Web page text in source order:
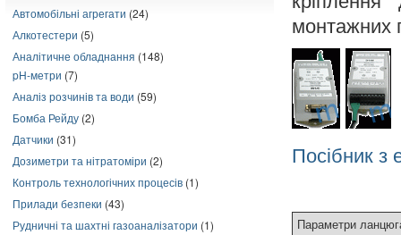
Автомобільні агрегати (24)
Алкотестери (5)
Аналітичне обладнання (148)
pH-метри (7)
Аналіз розчинів та води (59)
Бомба Рейду (2)
Датчики (31)
Дозиметри та нітратоміри (2)
Контроль технологічних процесів (1)
Прилади безпеки (43)
Рудничні та шахтні газоаналізатори (1)
монтажних
Посібник з
Параметри